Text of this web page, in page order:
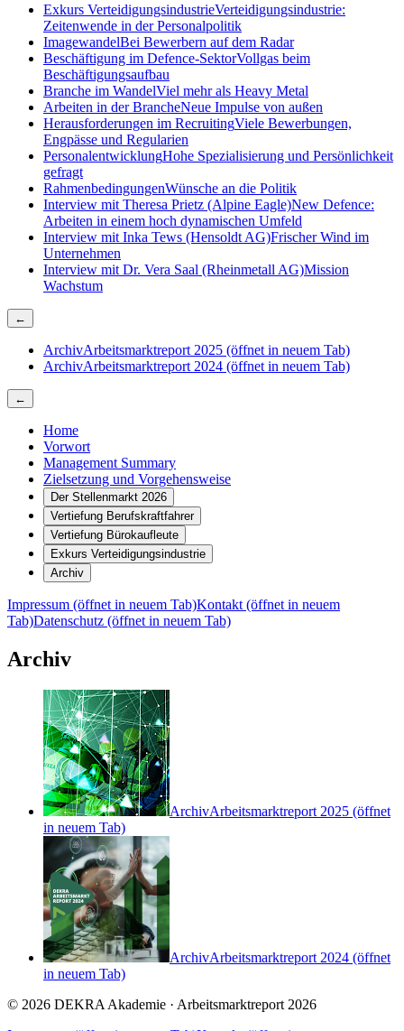
Exkurs VerteidigungsindustrieVerteidigungsindustrie:
Zeitenwende in der Personalpolitik
ImagewandelBei Bewerbern auf dem Radar
Beschäftigung im Defence-SektorVollgas beim
Beschäftigungsaufbau
Branche im WandelViel mehr als Heavy Metal
Arbeiten in der BrancheNeue Impulse von außen
Herausforderungen im RecruitingViele Bewerbungen,
Engpässe und Regularien
PersonalentwicklungHohe Spezialisierung und Persönlichkeit
gefragt
RahmenbedingungenWünsche an die Politik
Interview mit Theresa Prietz (Alpine Eagle)New Defence:
Arbeiten in einem hoch dynamischen Umfeld
Interview mit Inka Tews (Hensoldt AG)Frischer Wind im
Unternehmen
Interview mit Dr. Vera Saal (Rheinmetall AG)Mission
Wachstum
←
ArchivArbeitsmarktreport 2025 (öffnet in neuem Tab)
ArchivArbeitsmarktreport 2024 (öffnet in neuem Tab)
←
Home
Vorwort
Management Summary
Zielsetzung und Vorgehensweise
Der Stellenmarkt 2026
Vertiefung Berufskraftfahrer
Vertiefung Bürokaufleute
Exkurs Verteidigungsindustrie
Archiv
Impressum (öffnet in neuem Tab)Kontakt (öffnet in neuem
Tab)Datenschutz (öffnet in neuem Tab)
Archiv
ArchivArbeitsmarktreport 2025 (öffnet
in neuem Tab)
ArchivArbeitsmarktreport 2024 (öffnet
in neuem Tab)
© 2026 DEKRA Akademie · Arbeitsmarktreport 2026